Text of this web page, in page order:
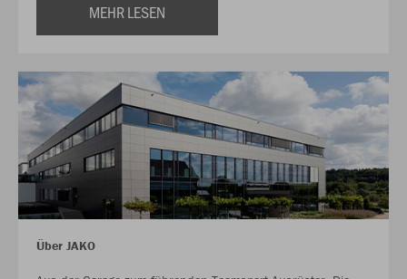
MEHR LESEN
Über JAKO